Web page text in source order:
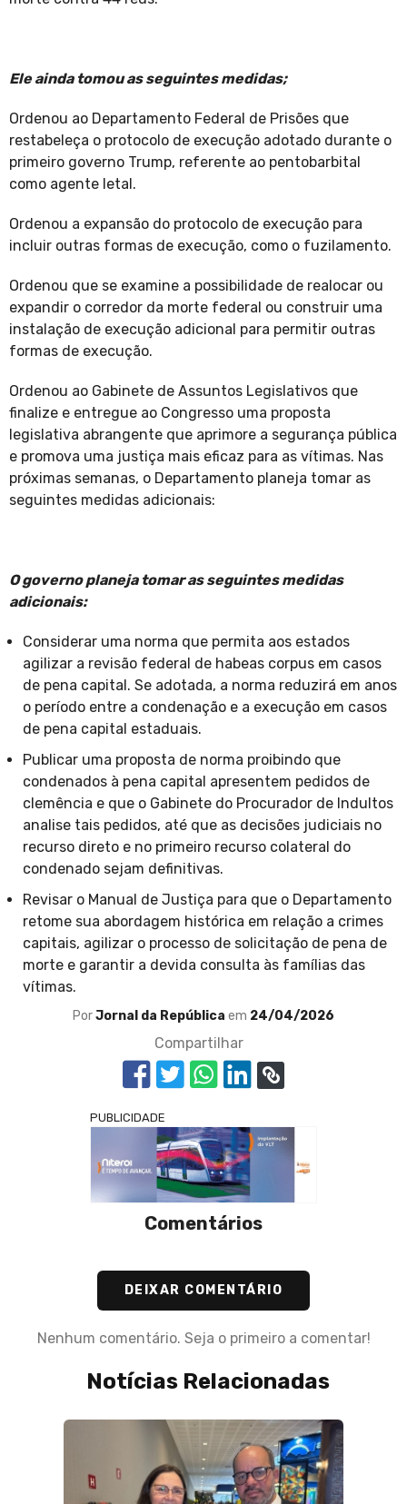
Ele ainda tomou as seguintes medidas;
Ordenou ao Departamento Federal de Prisões que
restabeleça o protocolo de execução adotado durante o
primeiro governo Trump, referente ao pentobarbital
como agente letal.
Ordenou a expansão do protocolo de execução para
incluir outras formas de execução, como o fuzilamento.
Ordenou que se examine a possibilidade de realocar ou
expandir o corredor da morte federal ou construir uma
instalação de execução adicional para permitir outras
formas de execução.
Ordenou ao Gabinete de Assuntos Legislativos que
finalize e entregue ao Congresso uma proposta
legislativa abrangente que aprimore a segurança pública
e promova uma justiça mais eficaz para as vítimas. Nas
próximas semanas, o Departamento planeja tomar as
seguintes medidas adicionais:
O governo planeja tomar as seguintes medidas
adicionais:
Considerar uma norma que permita aos estados
agilizar a revisão federal de habeas corpus em casos
de pena capital. Se adotada, a norma reduzirá em anos
o período entre a condenação e a execução em casos
de pena capital estaduais.
Publicar uma proposta de norma proibindo que
condenados à pena capital apresentem pedidos de
clemência e que o Gabinete do Procurador de Indultos
analise tais pedidos, até que as decisões judiciais no
recurso direto e no primeiro recurso colateral do
condenado sejam definitivas.
Revisar o Manual de Justiça para que o Departamento
retome sua abordagem histórica em relação a crimes
capitais, agilizar o processo de solicitação de pena de
morte e garantir a devida consulta às famílias das
vítimas.
PorJornal da República em 24/04/2026
Compartilhar
PUBLICIDADE
Comentários
DEIXAR COMENTÁRIO
Nenhum comentário. Seja o primeiro a comentar!
Notícias Relacionadas